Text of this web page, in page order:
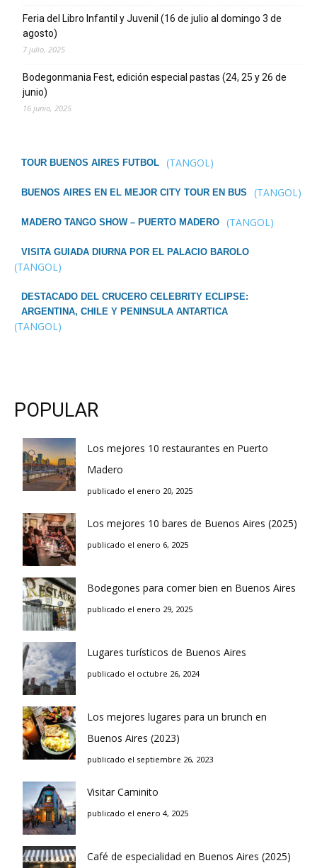
Feria del Libro Infantil y Juvenil (16 de julio al domingo 3 de
agosto)
7 julio, 2025
Bodegonmania Fest, edición especial pastas (24, 25 y 26 de
junio)
16 junio, 2025
TOUR BUENOS AIRES FUTBOL (TANGOL)
BUENOS AIRES EN EL MEJOR CITY TOUR EN BUS (TANGOL)
MADERO TANGO SHOW – PUERTO MADERO (TANGOL)
VISITA GUIADA DIURNA POR EL PALACIO BAROLO
(TANGOL)
DESTACADO DEL CRUCERO CELEBRITY ECLIPSE:
ARGENTINA, CHILE Y PENINSULA ANTARTICA
(TANGOL)
POPULAR
Los mejores 10 restaurantes en Puerto
Madero
publicado el enero 20, 2025
Los mejores 10 bares de Buenos Aires (2025)
publicado el enero 6, 2025
Bodegones para comer bien en Buenos Aires
publicado el enero 29, 2025
Lugares turísticos de Buenos Aires
publicado el octubre 26, 2024
Los mejores lugares para un brunch en
Buenos Aires (2023)
publicado el septiembre 26, 2023
Visitar Caminito
publicado el enero 4, 2025
Café de especialidad en Buenos Aires (2025)